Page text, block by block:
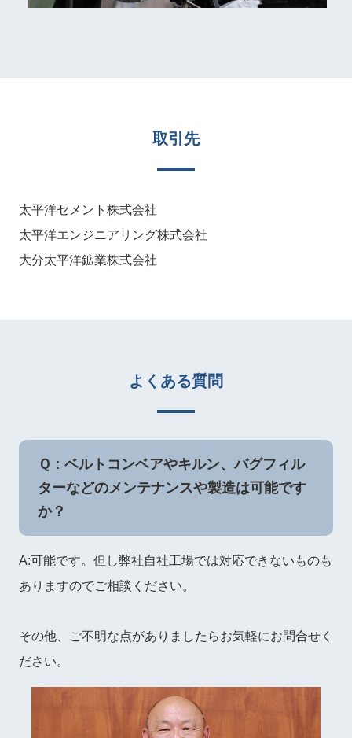
取引先
太平洋セメント株式会社
太平洋エンジニアリング株式会社
大分太平洋鉱業株式会社
よくある質問
Ｑ：ベルトコンベアやキルン、バグフィル
ターなどのメンテナンスや製造は可能です
か？
A:可能です。但し弊社自社工場では対応できないものも
ありますのでご相談ください。
その他、ご不明な点がありましたらお気軽にお問合せく
ださい。